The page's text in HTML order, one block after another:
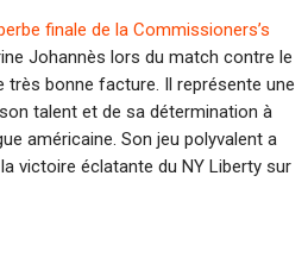
finale de la Commissioners’s
Johannès lors du match contre le
bonne facture. Il représente une
talent et de sa détermination à
américaine. Son jeu polyvalent a
victoire éclatante du NY Liberty sur